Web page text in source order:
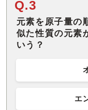
Q.3
元素を原子量の
似た性質の元素
いう？
エ